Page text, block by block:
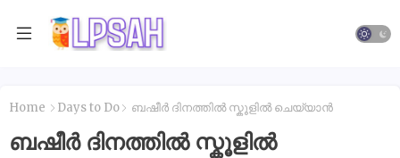
Home Days to Do ബഷീർ ദിനത്തിൽ സ്കൂളിൽ ചെയ്യാൻ
ബഷീർ ദിനത്തിൽ സ്കൂളിൽ